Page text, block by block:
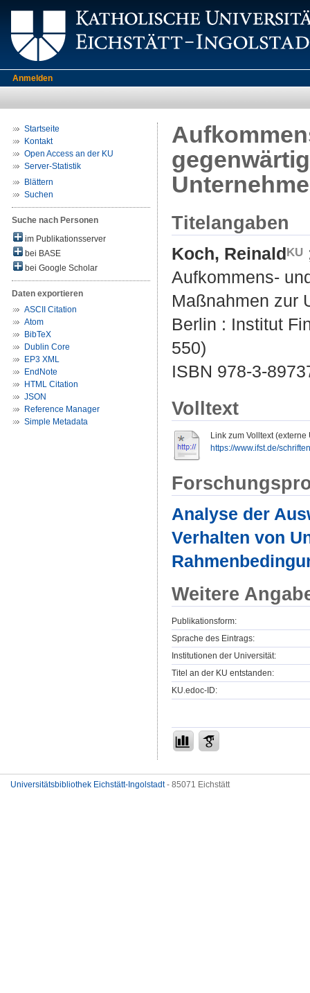
Anmelden
Startseite
Kontakt
Open Access an der KU
Server-Statistik
Blättern
Suchen
Suche nach Personen
im Publikationsserver
bei BASE
bei Google Scholar
Daten exportieren
ASCII Citation
Atom
BibTeX
Dublin Core
EP3 XML
EndNote
HTML Citation
JSON
Reference Manager
Simple Metadata
Titelangaben
Koch, Reinald
Aufkommens-
Maßnahmen zur
Berlin : Institut
550)
ISBN 978-3-
Volltext
Link zum Volltext (externe
https://www.ifst.de/schriften
Analyse der
Verhalten von
Weitere
Publikationsform:
Sprache des Eintrags:
Institutionen der Universität:
Titel an der KU entstanden:
KU.edoc-ID:
Universitätsbibliothek Eichstätt-Ingolstadt- 85071 Eichstätt